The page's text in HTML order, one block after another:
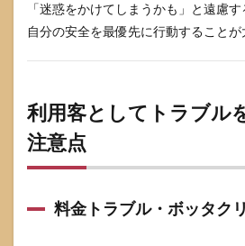
「迷惑をかけてしまうかも」と遠慮す
自分の安全を最優先に行動することが
利用客としてトラブル
注意点
料金トラブル・ボッタク